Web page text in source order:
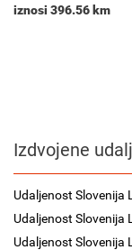
iznosi 396.56 km
Izdvojene
Udaljenost Slovenija
Udaljenost Slovenija
Udaljenost Slovenija